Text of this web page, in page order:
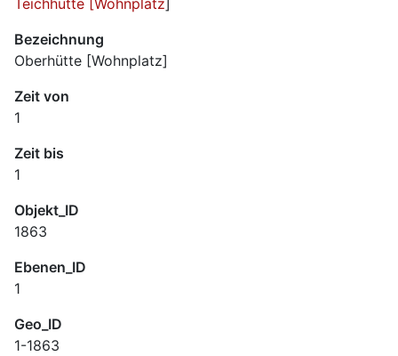
Teichhütte [Wohnplatz]
Bezeichnung
Oberhütte [Wohnplatz]
Zeit von
1
Zeit bis
1
Objekt_ID
1863
Ebenen_ID
1
Geo_ID
1-1863